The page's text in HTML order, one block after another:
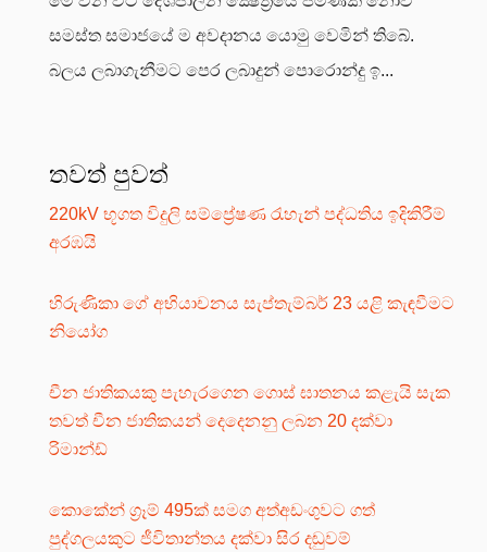
සමස්ත සමාජයේ ම අවදානය යොමු වෙමින් තිබේ.
බලය ලබාගැනීමට පෙර ලබාදුන් පොරොන්දු ඉ...
තවත් පුවත්
220kV භූගත විදුලි සම්ප්‍රේෂණ රැහැන් පද්ධතිය ඉදිකිරීම්
අරඹයි
හිරුණිකා ගේ අභියාචනය සැප්තැම්බර් 23 යළි කැඳවීමට
නියෝග
චීන ජාතිකයකු පැහැරගෙන ගොස් ඝාතනය කළැයි සැක
තවත් චීන ජාතිකයන් දෙදෙනනු ලබන 20 දක්වා
රිමාන්ඩ්
කොකේන් ග්‍රෑම් 495ක් සමග අත්අඩංගුවට ගත්
පුද්ගලයකුට ජීවිතාන්තය දක්වා සිර දඬුවම්